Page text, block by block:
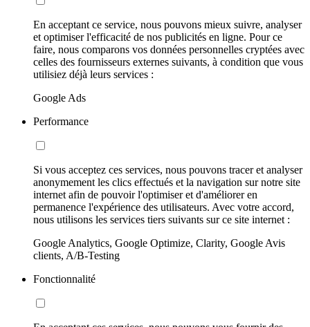
En acceptant ce service, nous pouvons mieux suivre, analyser
et optimiser l'efficacité de nos publicités en ligne. Pour ce
faire, nous comparons vos données personnelles cryptées avec
celles des fournisseurs externes suivants, à condition que vous
utilisiez déjà leurs services :
Google Ads
Performance
Si vous acceptez ces services, nous pouvons tracer et analyser
anonymement les clics effectués et la navigation sur notre site
internet afin de pouvoir l'optimiser et d'améliorer en
permanence l'expérience des utilisateurs. Avec votre accord,
nous utilisons les services tiers suivants sur ce site internet :
Google Analytics, Google Optimize, Clarity, Google Avis
clients, A/B-Testing
Fonctionnalité